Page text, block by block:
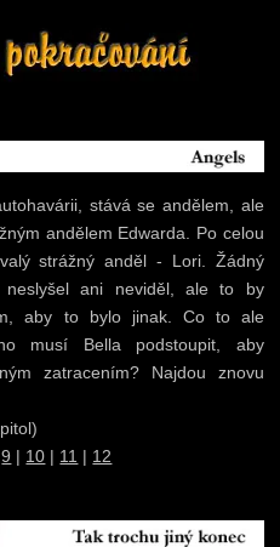
komentáře a názory, jestli mám
moje povídky :D
Radiace *** Nová jednodílná
Christmas?!
Poupraven kontakt (přidán
část radiace. Upozornění!
nechte se překvapit :)
radiaci - 8,9,10. + nová "
kdybyste si ji přečetli! Díky!
šestou a sedmou kapitolku
Radiace
stává se andělem, ale
andělem Edwarda. Po celou
strážný anděl - Lori. Žádný
neslyšel ani neviděl, ale to by
aby to bylo jinak. Co to ale
musí Bella podstoupit, aby
zatracením? Najdou znovu
9 | 10 | 11 | 12